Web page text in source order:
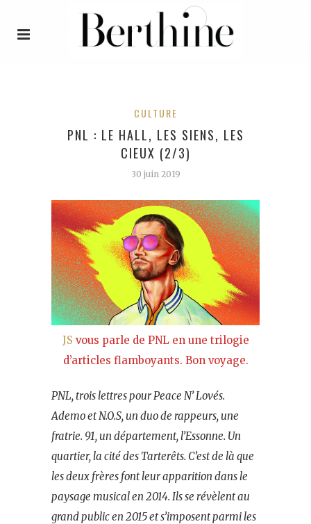
CULTURE
PNL : LE HALL, LES SIENS, LES
CIEUX (2/3)
30 juin 2019
JS vous parle de PNL en une trilogie
d’articles flamboyants. Bon voyage.
PNL, trois lettres pour Peace N’ Lovés.
Ademo et N.O.S, un duo de rappeurs, une
fratrie. 91, un département, l’Essonne. Un
quartier, la cité des Tarterêts. C’est de là que
les deux frères font leur apparition dans le
paysage musical en 2014. Ils se révèlent au
grand public en 2015 et s’imposent parmi les